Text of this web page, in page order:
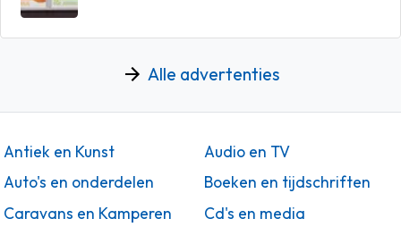
Alle advertenties
Antiek en Kunst
Audio en TV
Auto's en onderdelen
Boeken en tijdschriften
Caravans en Kamperen
Cd's en media